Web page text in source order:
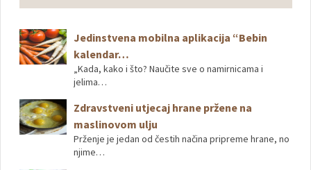
Jedinstvena mobilna aplikacija “Bebin
kalendar…
„Kada, kako i što? Naučite sve o namirnicama i
jelima…
Zdravstveni utjecaj hrane pržene na
maslinovom ulju
Prženje je jedan od čestih načina pripreme hrane, no
njime…